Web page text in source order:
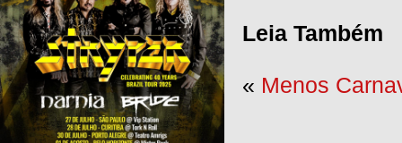
Leia Também
« Menos